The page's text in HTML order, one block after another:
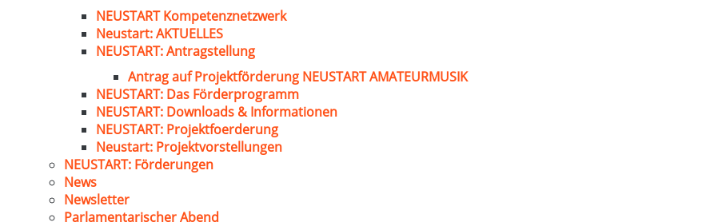
NEUSTART Kompetenznetzwerk
Neustart: AKTUELLES
NEUSTART: Antragstellung
Antrag auf Projektförderung NEUSTART AMATEURMUSIK
NEUSTART: Das Förderprogramm
NEUSTART: Downloads & Informationen
NEUSTART: Projektfoerderung
Neustart: Projektvorstellungen
NEUSTART: Förderungen
News
Newsletter
Parlamentarischer Abend